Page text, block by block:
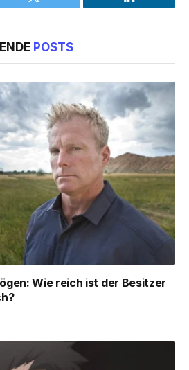
Twitter LinkedIn
POSTS
Wie reich ist der Besitzer